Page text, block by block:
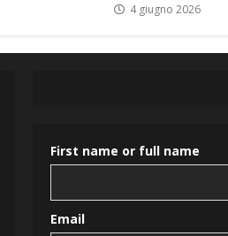
4 giugno 2026
First name or full name
Email